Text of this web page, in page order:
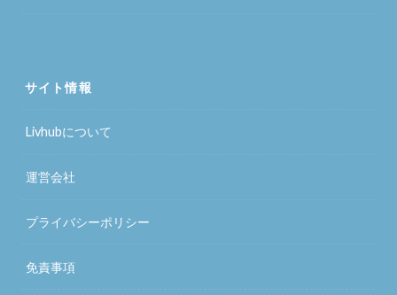
サイト情報
Livhubについて
運営会社
プライバシーポリシー
免責事項